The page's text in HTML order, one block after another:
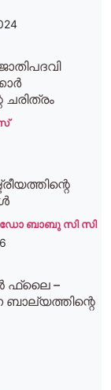
ചരിത്രം
ഡോ ബാബു സി സി
ഫ്‌ലൈ –
ബാല്യത്തിന്റെ